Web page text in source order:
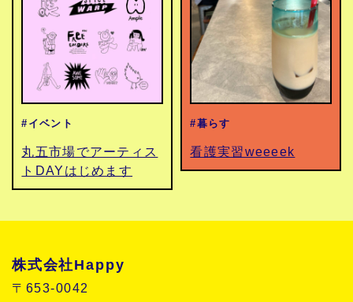
#イベント
丸五市場でアーティス
トDAYはじめます
#暮らす
看護実習weeeek
株式会社Happy
〒653-0042